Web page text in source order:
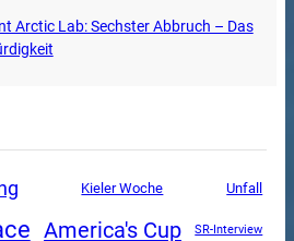
Arctic Lab: Sechster Abbruch – Das
Kieler Woche Unfall
America's Cup SR-Interview